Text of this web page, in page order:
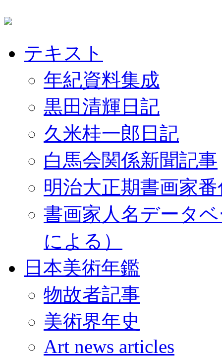
テキスト
年紀資料集成
黒田清輝日記
久米桂一郎日記
白馬会関係新聞記事
明治大正期書画家
書画家人名データ
による）
日本美術年鑑
物故者記事
美術界年史
Art news articles